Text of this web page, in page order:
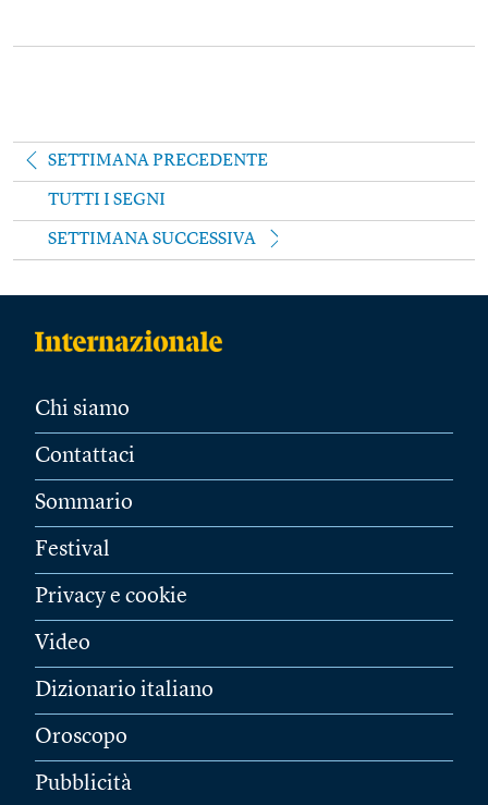
SETTIMANA PRECEDENTE
TUTTI I SEGNI
SETTIMANA SUCCESSIVA
Chi siamo
Contattaci
Sommario
Festival
Privacy e cookie
Video
Dizionario italiano
Oroscopo
Pubblicità